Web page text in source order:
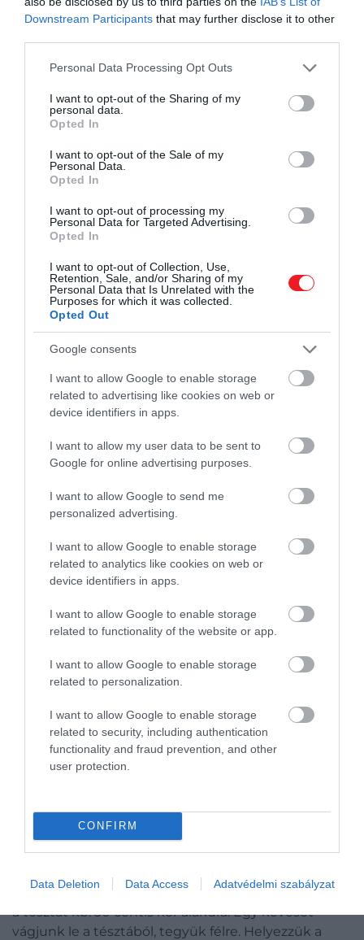
Downstream Participants that may further disclose it to other
Please note that this website/app uses one or more Google
not limited to your visit or usage behaviour. You may click to
grant or deny consent to Google and its third-party tags to
use your data for below specified purposes in below Google
consent section.
Personal Data Processing Opt Outs
I want to opt-out of the Sharing of my
personal data.
Opted In
I want to opt-out of the Sale of my
Personal Data.
Opted In
I want to opt-out of processing my
Personal Data for Targeted Advertising.
Opted In
I want to opt-out of Collection, Use,
Retention, Sale, and/or Sharing of my
Personal Data that Is Unrelated with the
Purposes for which it was collected.
Opted Out
Google consents
I want to allow Google to enable storage
related to advertising like cookies on web or
device identifiers in apps.
I want to allow my user data to be sent to
Google for online advertising purposes.
I want to allow Google to send me
personalized advertising.
I want to allow Google to enable storage
related to analytics like cookies on web or
device identifiers in apps.
I want to allow Google to enable storage
related to functionality of the website or app.
I want to allow Google to enable storage
related to personalization.
I want to allow Google to enable storage
related to security, including authentication
functionality and fraud prevention, and other
user protection.
CONFIRM
Data Deletion Data Access Adatvédelmi szabályzat
Shutterstock
Hozzávalók:
5 dl tojáslikőr
2,5 dl tejszínhab
100 gramm cukor
0,5 dl fűszeres rum
1/2 teáskanál őrölt fahéj
Tegyük az összes hozzávalót egy turmixgépbe; 1-2
percig turmixoljuk, amíg besűrűsödik. Tegyük át
fagyasztótartályokba, hagyjunk helyet a táguláshoz.
éjszakára.
3. Tojáslikőrös édesburgonyás pite
Hozzávalók:
453 gramm édesburgonya (2 közepes), tisztítva
1 vajas pitetészta
230 gramm tejszín
100 gramm kristálycukor
3 evőkanál rum vagy ¾ teáskanál rumkivonat
½ teáskanál finom tengeri vagy asztali só
3 nagy tojás
édesburgonyát, amíg puha nem lesz. Majd nyújtsuk
a tésztát kb. 30 centis kör alakúra. Egy keveset
vágjunk le a tésztából, tegyük félre. Helyezzük a